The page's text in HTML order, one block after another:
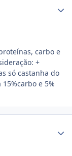
carbo e
+
só castanha do
e 5%